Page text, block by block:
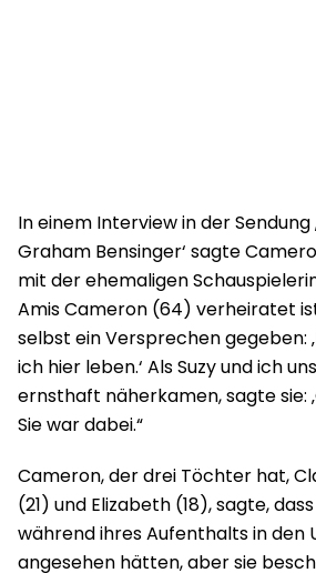
In einem Interview in der Sendung
Graham Bensinger‘ sagte
mit der ehemaligen
Amis Cameron (64) verheiratet
selbst ein Versprechen gegeben:
ich hier leben.‘ Als Suzy und ich
ernsthaft näherkamen, sagte sie:
Sie war dabei.“
Cameron, der drei Töchter hat,
(21) und Elizabeth (18), sagte,
während ihres Aufenthalts in den
angesehen hätten, aber sie